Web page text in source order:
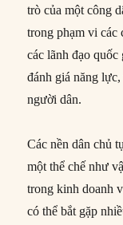
trò của một công
trong phạm vi các
các lãnh đạo
đánh giá năng
người dân.
Các nền dân chủ
một thể chế như
trong kinh doanh
có thể bắt gặp